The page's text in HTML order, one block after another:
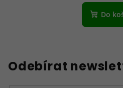
Do
Odebírat